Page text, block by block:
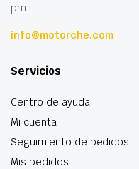
pm
info@motorche.com
Servicios
Centro de ayuda
Mi cuenta
Seguimiento de pedidos
Mis pedidos